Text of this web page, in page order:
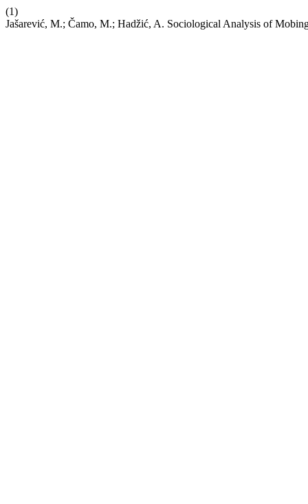
(1)
Jašarević, M.; Čamo, M.; Hadžić, A. Sociological Analysis of